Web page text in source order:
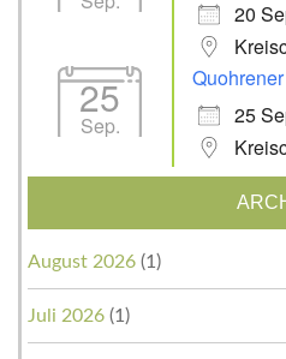
20
25
Sep.
25
August 2026 (1)
Juli 2026 (1)